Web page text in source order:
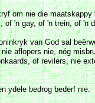
om nie die
of 'n gay, of 'n trein, of 'n
van God sal
aflopers nie, nóg
of revilers, nie
ydele bedrog bederf nie.